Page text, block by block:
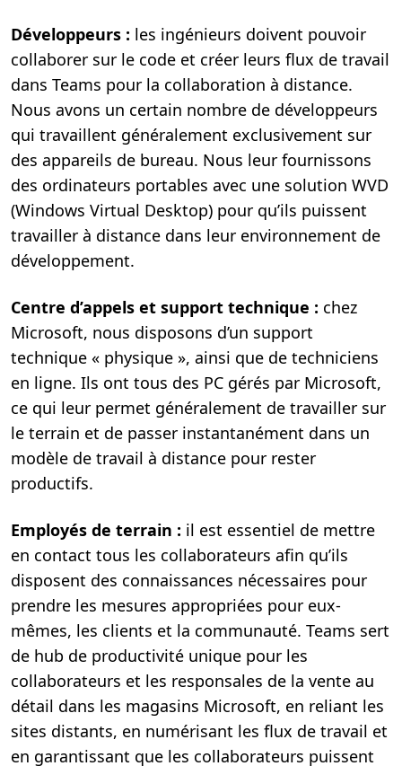
Développeurs : les ingénieurs doivent pouvoir
collaborer sur le code et créer leurs flux de travail
dans Teams pour la collaboration à distance.
Nous avons un certain nombre de développeurs
qui travaillent généralement exclusivement sur
des appareils de bureau. Nous leur fournissons
des ordinateurs portables avec une solution WVD
(Windows Virtual Desktop) pour qu’ils puissent
travailler à distance dans leur environnement de
développement.
Centre d’appels et support technique : chez
Microsoft, nous disposons d’un support
technique « physique », ainsi que de techniciens
en ligne. Ils ont tous des PC gérés par Microsoft,
ce qui leur permet généralement de travailler sur
le terrain et de passer instantanément dans un
modèle de travail à distance pour rester
productifs.
Employés de terrain : il est essentiel de mettre
en contact tous les collaborateurs afin qu’ils
disposent des connaissances nécessaires pour
prendre les mesures appropriées pour eux-
mêmes, les clients et la communauté. Teams sert
de hub de productivité unique pour les
collaborateurs et les responsales de la vente au
détail dans les magasins Microsoft, en reliant les
sites distants, en numérisant les flux de travail et
en garantissant que les collaborateurs puissent